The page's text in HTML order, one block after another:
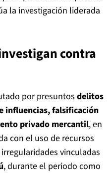
la investigación liderada
contra
por presuntos delitos
influencias, falsificación
privado mercantil, en
con el uso de recursos
vinculadas
, durante el periodo como